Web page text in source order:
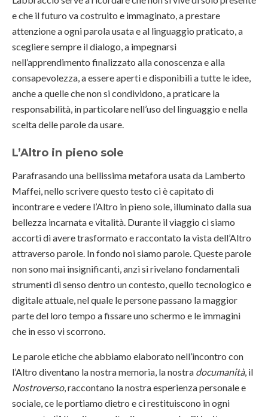
e che il futuro va costruito e immaginato, a prestare
attenzione a ogni parola usata e al linguaggio praticato, a
scegliere sempre il dialogo, a impegnarsi
nell’apprendimento finalizzato alla conoscenza e alla
consapevolezza, a essere aperti e disponibili a tutte le idee,
anche a quelle che non si condividono, a praticare la
responsabilità, in particolare nell’uso del linguaggio e nella
scelta delle parole da usare.
L’Altro in pieno sole
Parafrasando una bellissima metafora usata da Lamberto
Maffei, nello scrivere questo testo ci è capitato di
incontrare e vedere l’Altro in pieno sole, illuminato dalla sua
bellezza incarnata e vitalità. Durante il viaggio ci siamo
accorti di avere trasformato e raccontato la vista dell’Altro
attraverso parole. In fondo noi siamo parole. Queste parole
non sono mai insignificanti, anzi si rivelano fondamentali
strumenti di senso dentro un contesto, quello tecnologico e
digitale attuale, nel quale le persone passano la maggior
parte del loro tempo a fissare uno schermo e le immagini
che in esso vi scorrono.
Le parole etiche che abbiamo elaborato nell’incontro con
l’Altro diventano la nostra memoria, la nostra documanità, il
Nostroverso, raccontano la nostra esperienza personale e
sociale, ce le portiamo dietro e ci restituiscono in ogni